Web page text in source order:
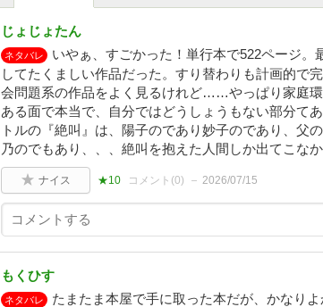
じょじょたん
ネタバレ
いやぁ、すごかった！単行本で522ページ。
してたくましい作品だった。すり替わりも計画的で
会問題系の作品をよく見るけれど……やっぱり家庭
ある面で本当で、自分ではどうしょうもない部分て
トルの『絶叫』は、陽子のであり妙子のであり、父
乃のでもあり、、、絶叫を抱えた人間しか出てこなか
ナイス ★10 コメント(0) 2026/07/15
もくひす
ネタバレ
たまたま本屋で手に取った本だが、かなり